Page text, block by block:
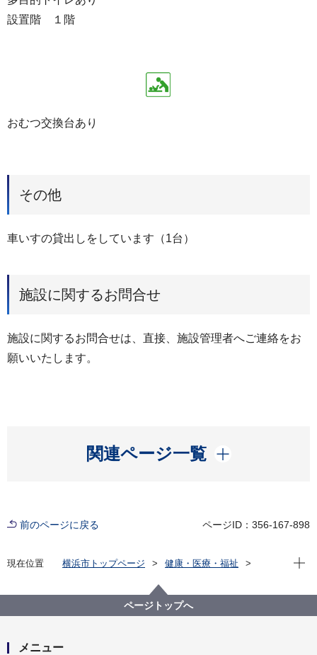
設置階 １階
おむつ交換台あり
その他
車いすの貸出しをしています（1台）
施設に関するお問合せ
施設に関するお問合せは、直接、施設管理者へご連絡をお
願いいたします。
関連ページ一覧
開く
前のページに戻る ページID：356-167-898
現在位置 横浜市トップページ
健康・医療・福祉
市内公共施設等バリアフリー情報
神奈川公会堂
現在
ページトップへ
メニュー